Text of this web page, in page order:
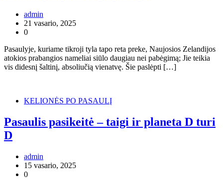
admin
21 vasario, 2025
0
Pasaulyje, kuriame tikroji tyla tapo reta preke, Naujosios Zelandijos
atokios prabangios nameliai siūlo daugiau nei pabėgimą; Jie teikia
vis didesnį šaltinį, absoliučią vienatvę. Šie paslėpti […]
KELIONĖS PO PASAULĮ
Pasaulis pasikeitė – taigi ir planeta D turi
D
admin
15 vasario, 2025
0